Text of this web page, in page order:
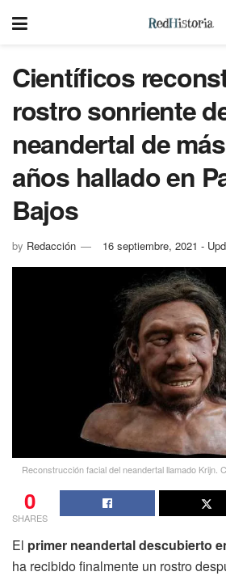
Científicos
rostro sonriente
neandertal de
años hallado en
Bajos
by Redacción 16 septiembre, 2021 -
Reconstrucción facial del neandertal llamado Krijn.
0
SHARES
El primer neandertal descubierto
ha recibido finalmente un rostro